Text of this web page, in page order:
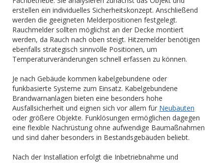
erstellen ein individuelles Sicherheitskonzept. Anschließend
werden die geeigneten Melderpositionen festgelegt.
Rauchmelder sollten möglichst an der Decke montiert
werden, da Rauch nach oben steigt. Hitzemelder benötigen
ebenfalls strategisch sinnvolle Positionen, um
Temperaturveränderungen schnell erfassen zu können.
Je nach Gebäude kommen kabelgebundene oder
funkbasierte Systeme zum Einsatz. Kabelgebundene
Brandwarnanlagen bieten eine besonders hohe
Ausfallsicherheit und eignen sich vor allem für Neubauten
oder größere Objekte. Funklösungen ermöglichen dagegen
eine flexible Nachrüstung ohne aufwendige Baumaßnahmen
und sind daher besonders in Bestandsgebäuden beliebt.
Nach der Installation erfolgt die Inbetriebnahme und